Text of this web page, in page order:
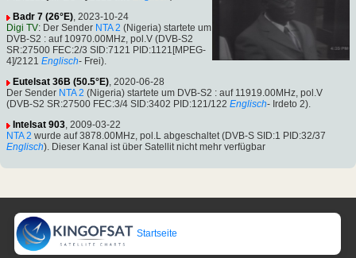
Badr 7 (26°E), 2023-10-24
Digi TV: Der Sender NTA 2 (Nigeria) startete um
DVB-S2 : auf 10970.00MHz, pol.V (DVB-S2
SR:27500 FEC:2/3 SID:7121 PID:1121[MPEG-
4]/2121 Englisch- Frei).
Eutelsat 36B (50.5°E), 2020-06-28
Der Sender NTA 2 (Nigeria) startete um DVB-S2 : auf 11919.00MHz, pol.V
(DVB-S2 SR:27500 FEC:3/4 SID:3402 PID:121/122 Englisch- Irdeto 2).
Intelsat 903, 2009-03-22
NTA 2 wurde auf 3878.00MHz, pol.L abgeschaltet (DVB-S SID:1 PID:32/37
Englisch). Dieser Kanal ist über Satellit nicht mehr verfügbar
Startseite